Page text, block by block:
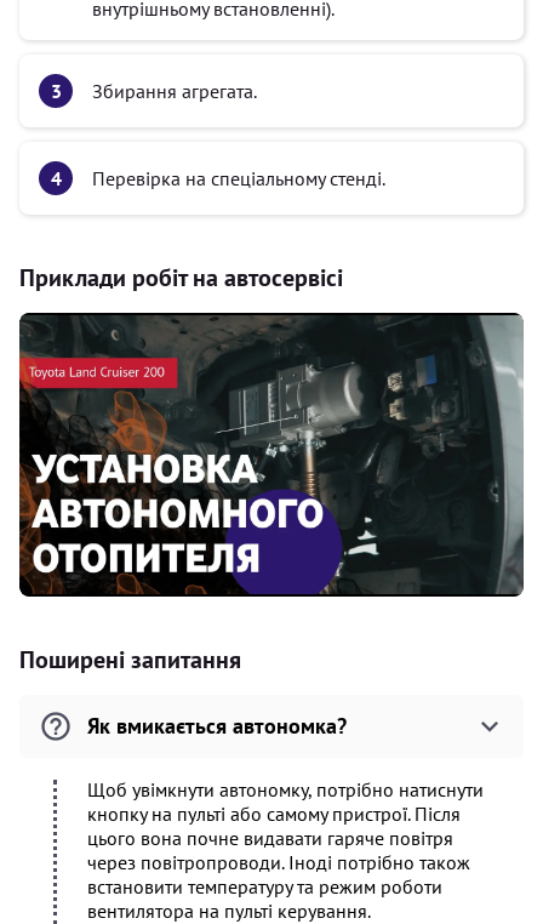
внутрішньому встановленні).
Збирання агрегата.
Перевірка на спеціальному стенді.
Приклади робіт на автосервісі
Поширені запитання
Як вмикається автономка?
Щоб увімкнути автономку, потрібно натиснути
кнопку на пульті або самому пристрої. Після
цього вона почне видавати гаряче повітря
через повітропроводи. Іноді потрібно також
встановити температуру та режим роботи
вентилятора на пульті керування.